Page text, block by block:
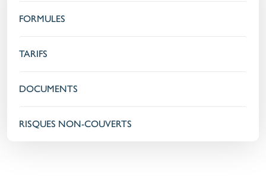
FORMULES
TARIFS
DOCUMENTS
RISQUES NON-COUVERTS